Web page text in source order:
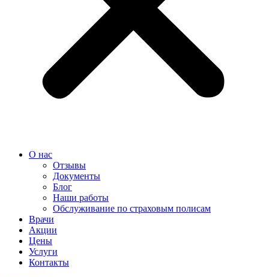
О нас
Отзывы
Документы
Блог
Наши работы
Обслуживание по страховым полисам
Врачи
Акции
Цены
Услуги
Контакты